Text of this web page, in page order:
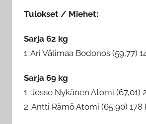
U
o
n
Tulokset / Miehet:
Sarja 62 kg
1. Ari Välimaa Bodonos (59,77)
Sarja 69 kg
1. Jesse Nykänen Atomi (67,01)
2. Antti Rämö Atomi (65,90) 178